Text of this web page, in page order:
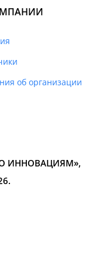
об организации
ИННОВАЦИЯМ»‎,